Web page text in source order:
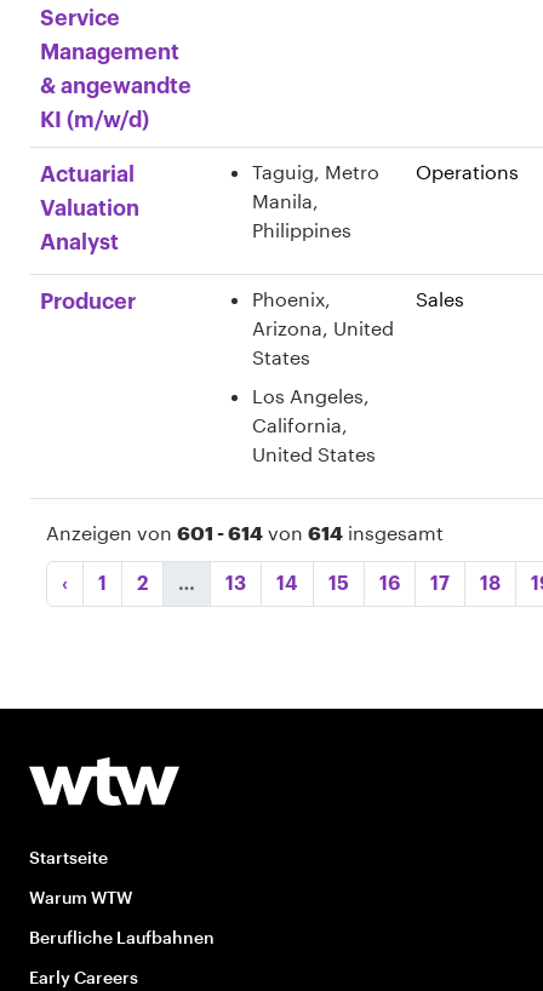
Service
Management
& angewandte
KI (m/w/d)
Actuarial
Valuation
Analyst
Taguig, Metro
Manila,
Philippines
Operations
Producer
Phoenix,
Arizona, United
States
Los Angeles,
California,
United States
Sales
Anzeigen von 601 - 614 von 614 insgesamt
‹ 1 2 … 13 14 15 16 17 18
Startseite
Warum WTW
Berufliche Laufbahnen
Early Careers